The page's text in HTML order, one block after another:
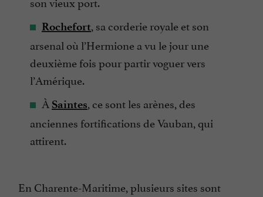
Rochefort, sa corderie royale et son
arsenal où l’Hermione a vu le jour une
deuxième fois pour partir voguer vers
l’Amérique.
À Saintes, ce sont les arènes, des
anciennes fortifications de Vauban, qui
attirent.
En Charente-Maritime, plusieurs sites sont